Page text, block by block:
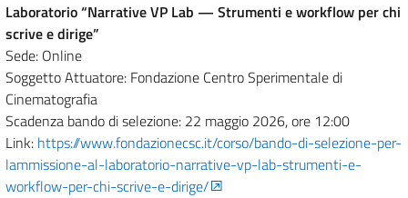
Laboratorio “Narrative VP Lab — Strumenti e workflow per chi
scrive e dirige”
Sede: Online
Soggetto Attuatore: Fondazione Centro Sperimentale di
Cinematografia
Scadenza bando di selezione: 22 maggio 2026, ore 12:00
Link: https://www.fondazionecsc.it/corso/bando-di-selezione-per-
lammissione-al-laboratorio-narrative-vp-lab-strumenti-e-
workflow-per-chi-scrive-e-dirige/